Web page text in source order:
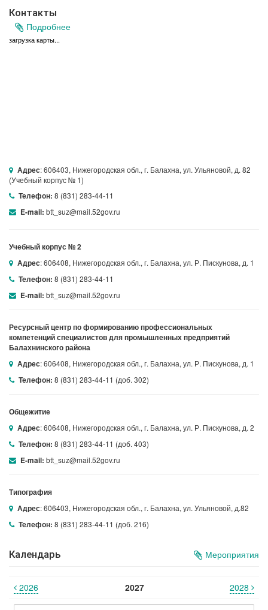
Контакты
Подробнее
загрузка карты...
Адрес: 606403, Нижегородская обл., г. Балахна, ул. Ульяновой, д. 82
(Учебный корпус № 1)
Телефон: 8 (831) 283-44-11
E-mail: btt_suz@mail.52gov.ru
Учебный корпус № 2
Адрес: 606408, Нижегородская обл., г. Балахна, ул. Р. Пискунова, д. 1
Телефон: 8 (831) 283-44-11
E-mail: btt_suz@mail.52gov.ru
Ресурсный центр по формированию профессиональных
компетенций специалистов для промышленных предприятий
Балахнинского района
Адрес: 606408, Нижегородская обл., г. Балахна, ул. Р. Пискунова, д. 1
Телефон: 8 (831) 283-44-11 (доб. 302)
Общежитие
Адрес: 606408, Нижегородская обл., г. Балахна, ул. Р. Пискунова, д. 2
Телефон: 8 (831) 283-44-11 (доб. 403)
E-mail: btt_suz@mail.52gov.ru
Типография
Адрес: 606403, Нижегородская обл., г. Балахна, ул. Ульяновой, д.82
Телефон: 8 (831) 283-44-11 (доб. 216)
Календарь Мероприятия
2026 2027 2028